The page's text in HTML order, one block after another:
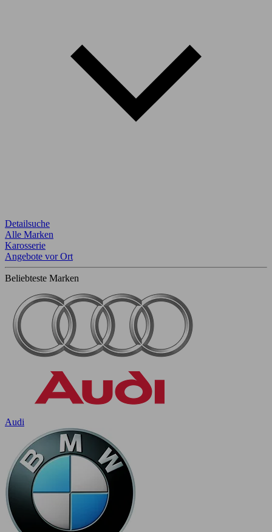
Detailsuche
Alle Marken
Karosserie
Angebote vor Ort
Beliebteste Marken
Audi